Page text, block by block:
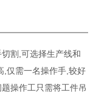
割,可选择生产线和
,仅需一名操作手,较好
操作工只需将工件吊